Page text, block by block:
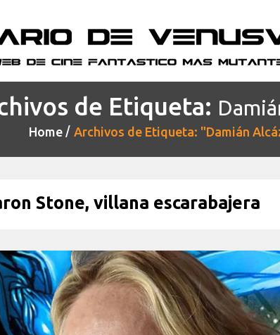
de Etiqueta:
Home Archivos de Etiqueta: "Damián
Stone, villana escarabajera